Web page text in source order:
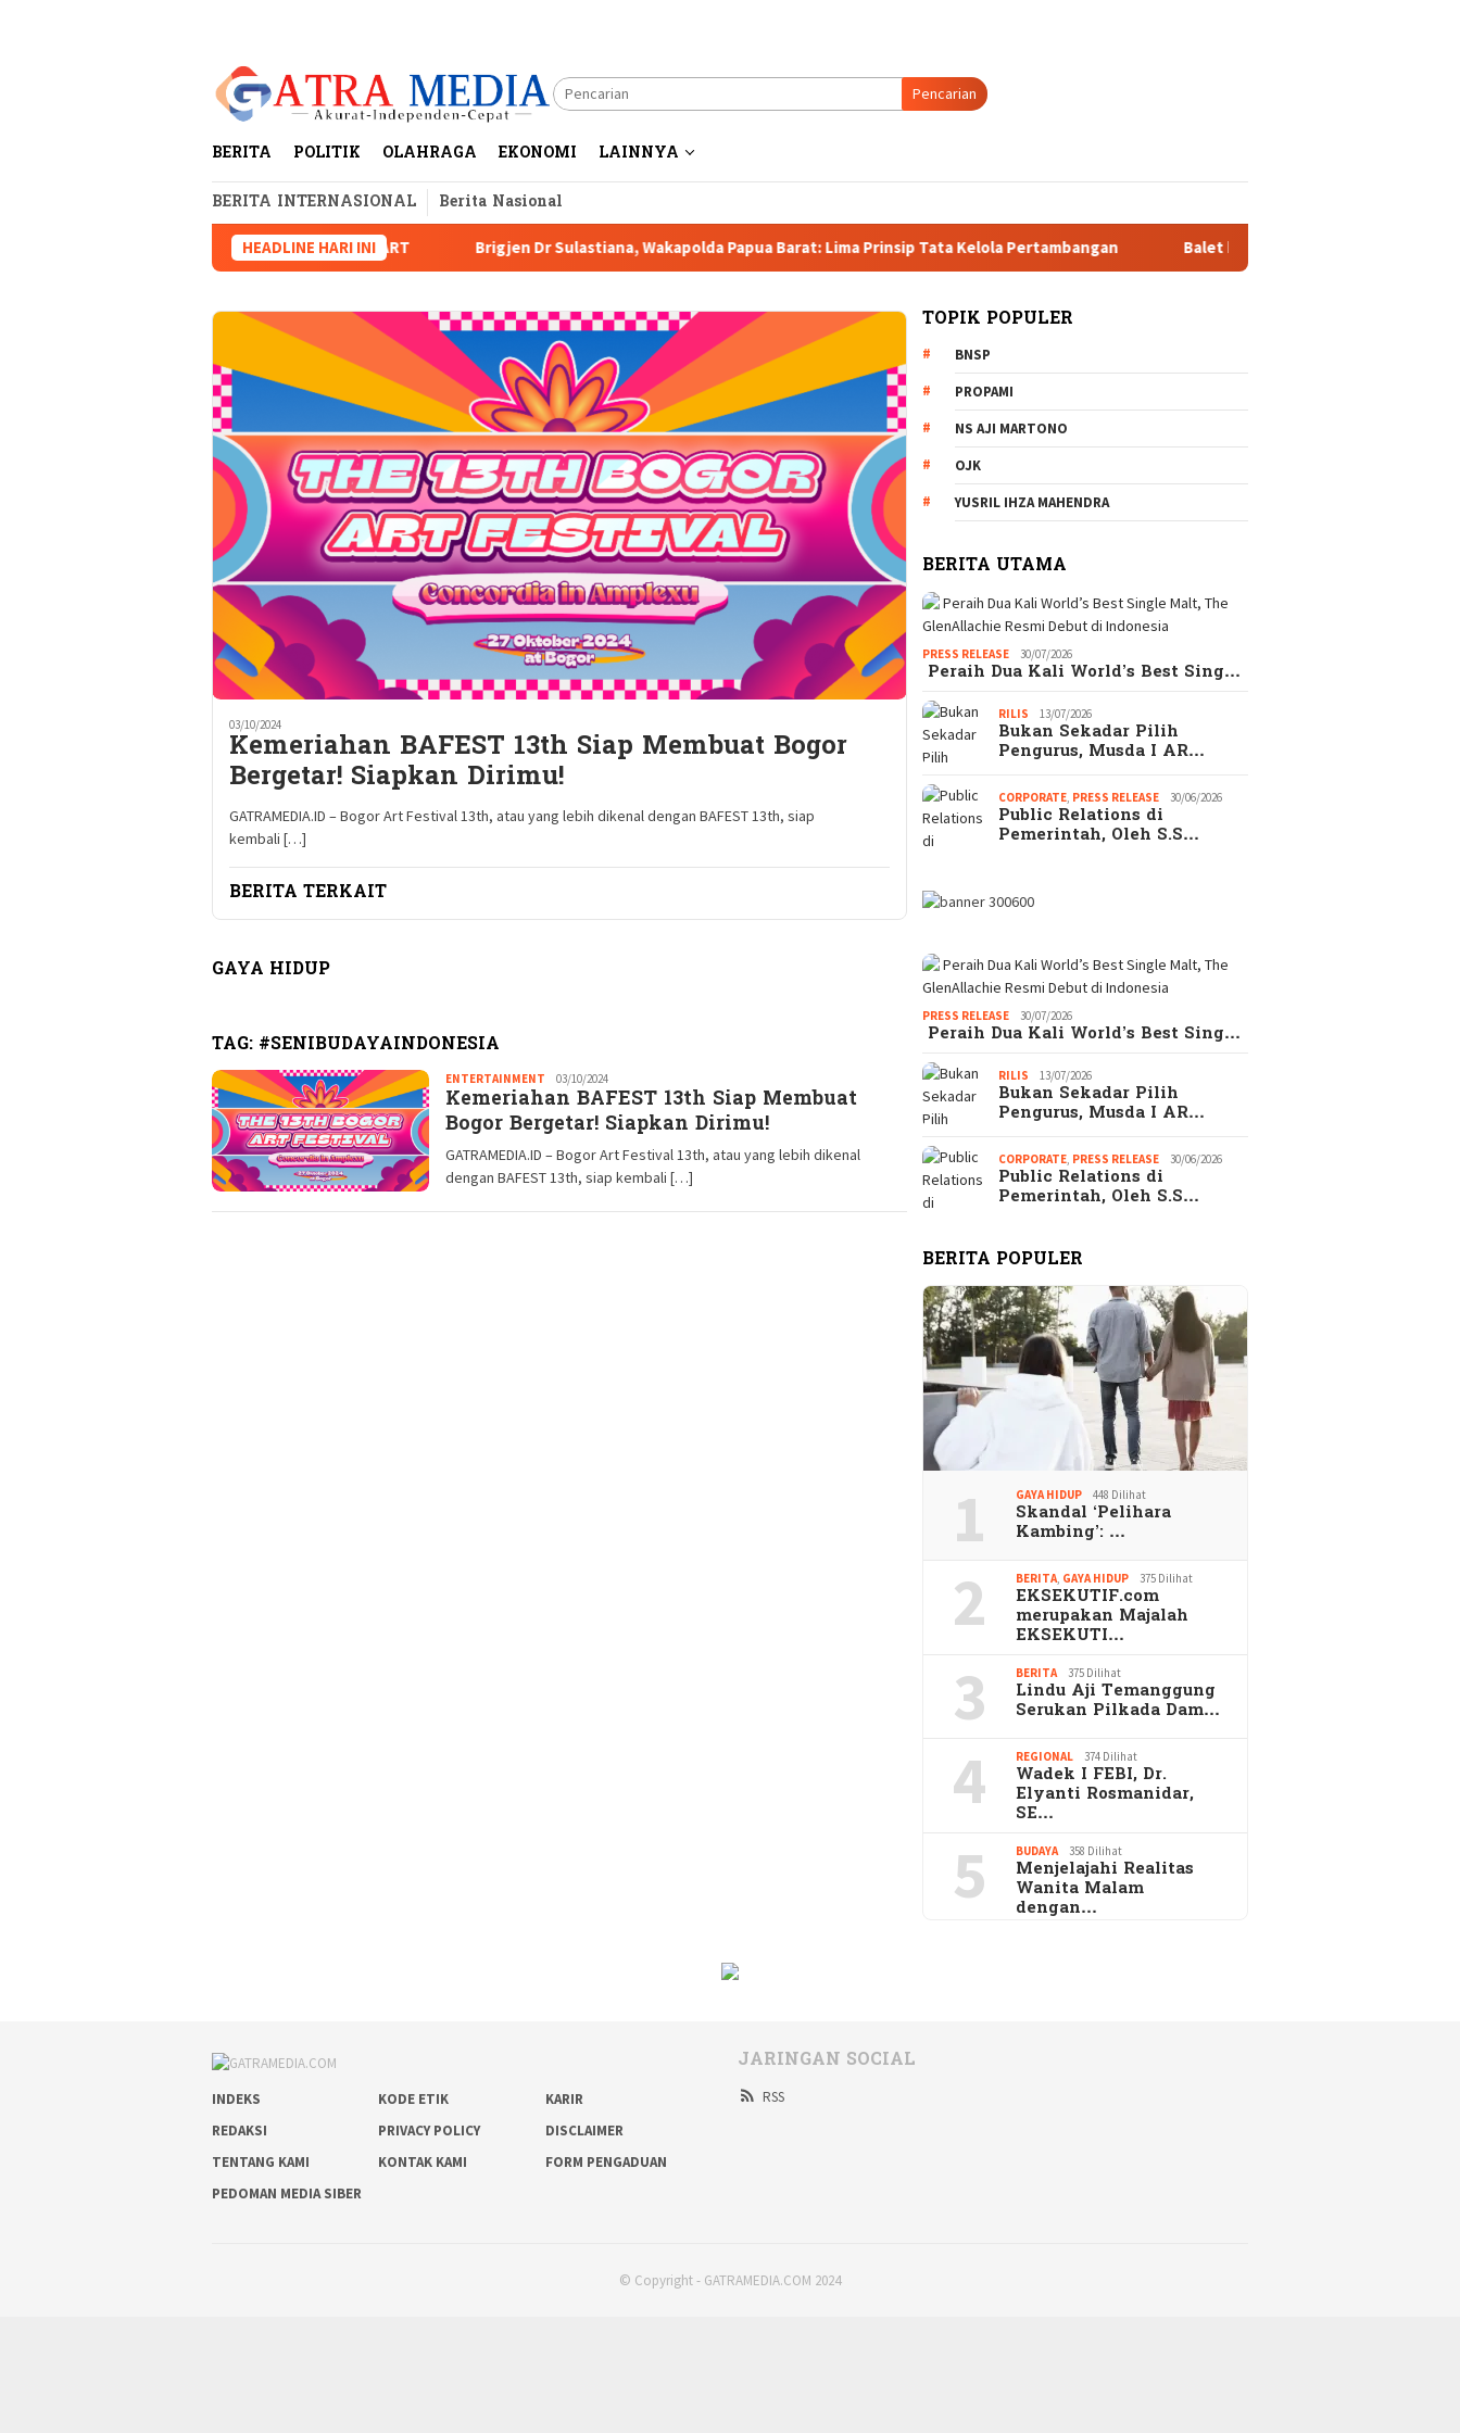
Pencarian
BERITA POLITIK OLAHRAGA EKONOMI LAINNYA
BERITA INTERNASIONAL Berita Nasional
HEADLINE HARI INI
Lampung dan Dugaan Pelanggaran AD/ART Brigjen Dr Sulastiana, Wakapolda Papua Barat: Lima Prinsip Tata Kelola Pertambangan Balet klasik dan Jazz Pada 20 Desember 2025
03/10/2024
Kemeriahan BAFEST 13th Siap Membuat Bogor
Bergetar! Siapkan Dirimu!
GATRAMEDIA.ID – Bogor Art Festival 13th, atau yang lebih dikenal dengan BAFEST 13th, siap
kembali […]
BERITA TERKAIT
GAYA HIDUP
TAG: #SENIBUDAYAINDONESIA
ENTERTAINMENT Idris
Daulat
03/10/2024
Kemeriahan BAFEST 13th Siap Membuat
Bogor Bergetar! Siapkan Dirimu!
GATRAMEDIA.ID – Bogor Art Festival 13th, atau yang lebih dikenal
dengan BAFEST 13th, siap kembali […]
TOPIK POPULER
BNSP
PROPAMI
NS AJI MARTONO
OJK
YUSRIL IHZA MAHENDRA
BERITA UTAMA
PRESS RELEASE 30/07/2026
Peraih Dua Kali World’s Best Sing…
RILIS 13/07/2026
Bukan Sekadar Pilih
Pengurus, Musda I AR…
CORPORATE, PRESS RELEASE 30/06/2026
Public Relations di
Pemerintah, Oleh S.S…
PRESS RELEASE 30/07/2026
Peraih Dua Kali World’s Best Sing…
RILIS 13/07/2026
Bukan Sekadar Pilih
Pengurus, Musda I AR…
CORPORATE, PRESS RELEASE 30/06/2026
Public Relations di
Pemerintah, Oleh S.S…
BERITA POPULER
1 GAYA HIDUP 448 Dilihat
Skandal ‘Pelihara
Kambing’: …
2 BERITA, GAYA HIDUP 375 Dilihat
EKSEKUTIF.com
merupakan Majalah
EKSEKUTI…
3 BERITA 375 Dilihat
Lindu Aji Temanggung
Serukan Pilkada Dam…
4 REGIONAL 374 Dilihat
Wadek I FEBI, Dr.
Elyanti Rosmanidar,
SE…
5 BUDAYA 358 Dilihat
Menjelajahi Realitas
Wanita Malam
dengan…
INDEKS KODE ETIK
KARIR
REDAKSI
PRIVACY POLICY
DISCLAIMER
TENTANG KAMI
KONTAK KAMI
FORM PENGADUAN
PEDOMAN MEDIA SIBER
JARINGAN SOCIAL
RSS
© Copyright - GATRAMEDIA.COM 2024